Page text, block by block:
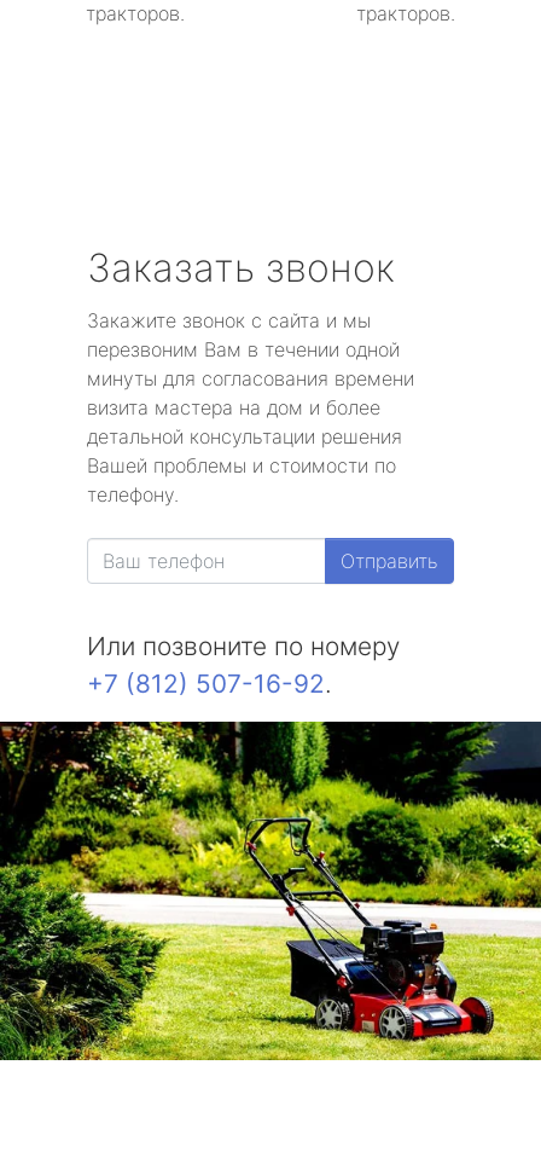
тракторов.
тракторов.
Заказать звонок
Закажите звонок с сайта и мы
перезвоним Вам в течении одной
минуты для согласования времени
визита мастера на дом и более
детальной консультации решения
Вашей проблемы и стоимости по
телефону.
Отправить
Или позвоните по номеру
+7 (812) 507-16-92.